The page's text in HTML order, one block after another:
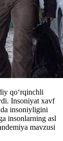
qo‘rqinchli
Insoniyat xavf
insoniyligini
insonlarning asl
mavzusi